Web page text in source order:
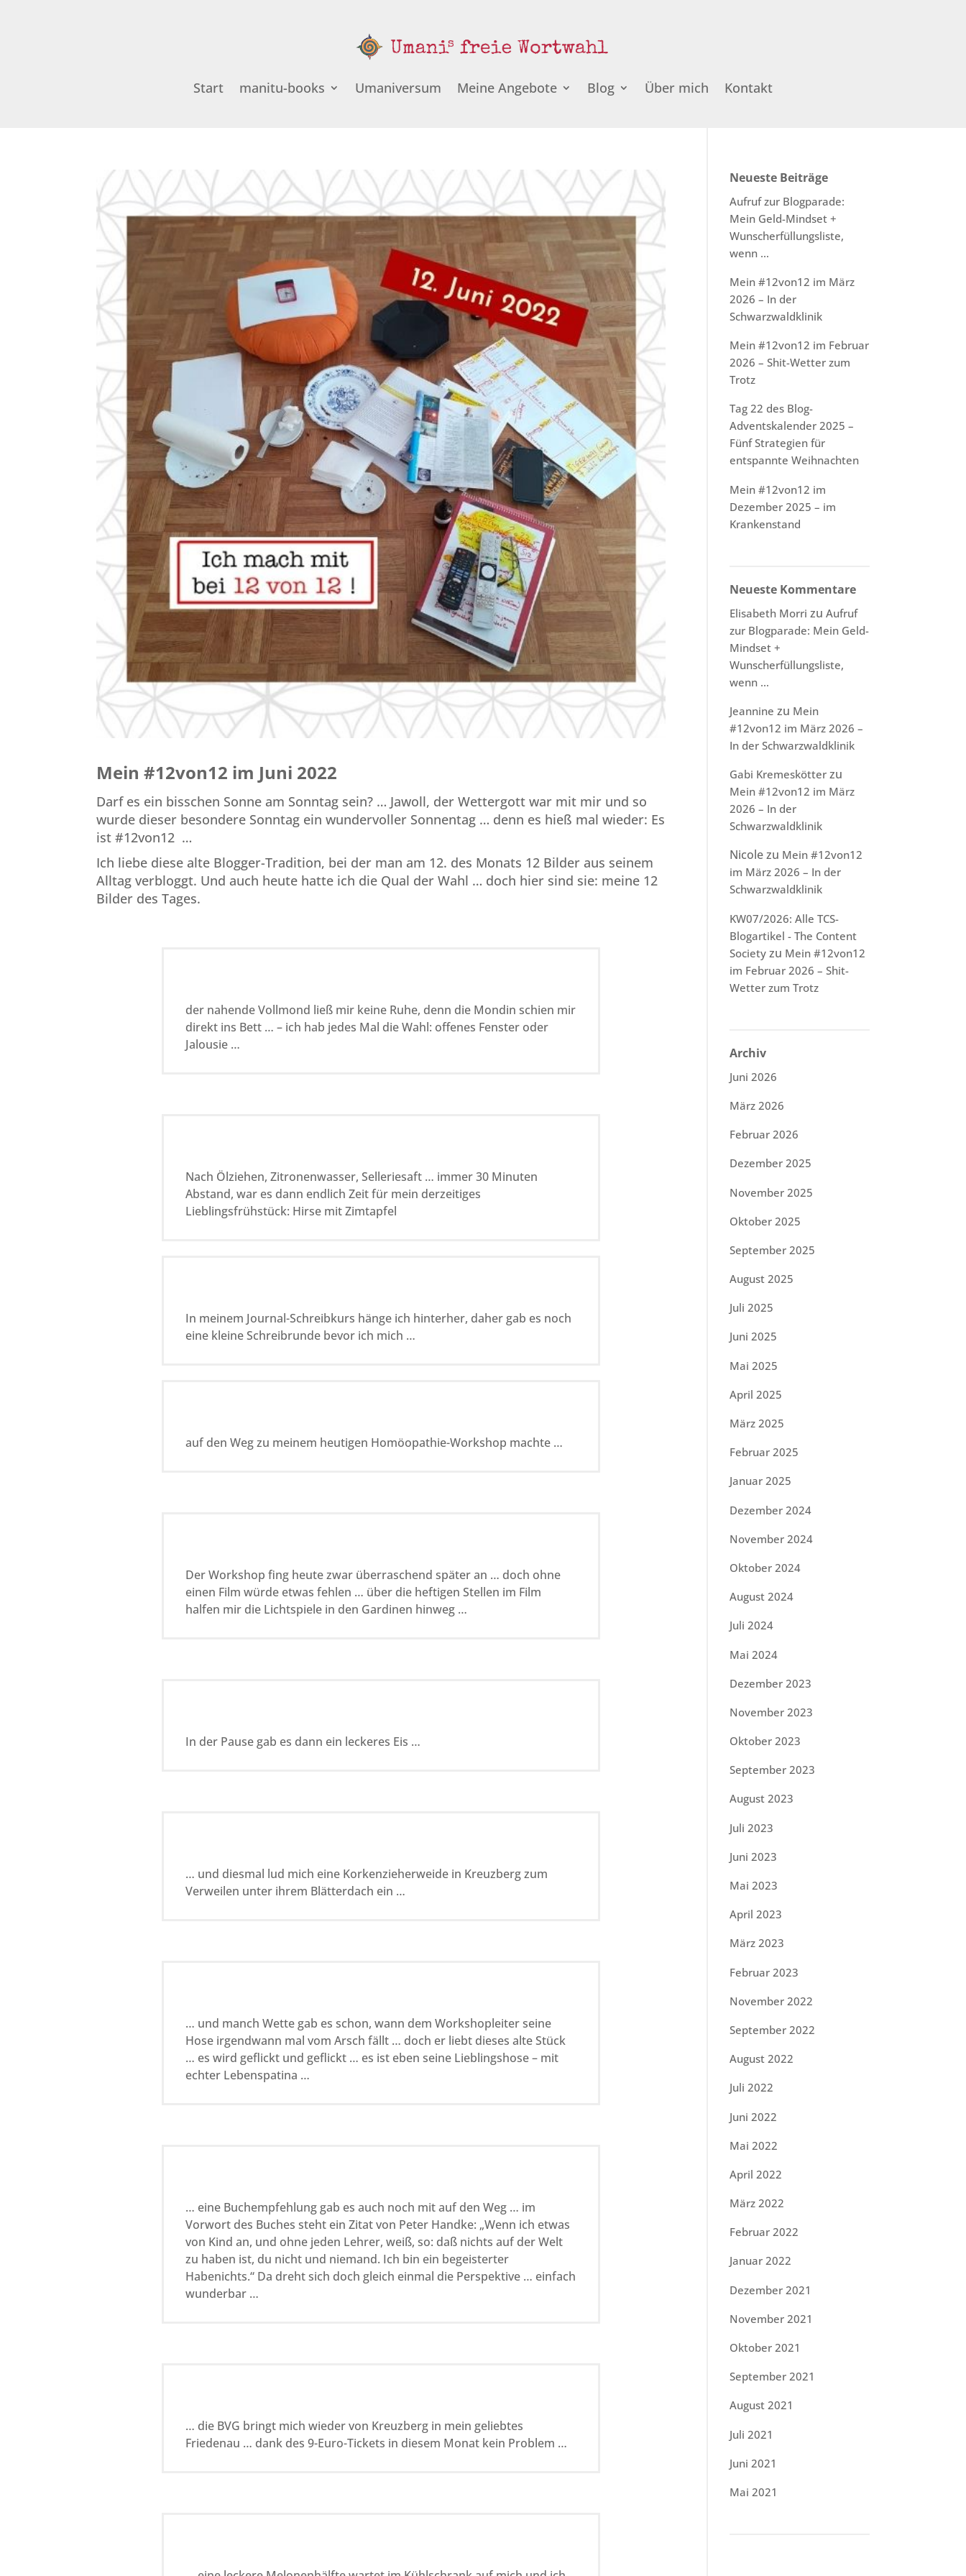
Start manitu-books Umaniversum Meine Angebote Blog Über mich Kontakt
Mein #12von12 im Juni 2022
Darf es ein bisschen Sonne am Sonntag sein? … Jawoll, der Wettergott war mit mir und so
wurde dieser besondere Sonntag ein wundervoller Sonnentag … denn es hieß mal wieder: Es
ist #12von12 …
Ich liebe diese alte Blogger-Tradition, bei der man am 12. des Monats 12 Bilder aus seinem
Alltag verbloggt. Und auch heute hatte ich die Qual der Wahl … doch hier sind sie: meine 12
Bilder des Tages.
der nahende Vollmond ließ mir keine Ruhe, denn die Mondin schien mir
direkt ins Bett … – ich hab jedes Mal die Wahl: offenes Fenster oder
Jalousie …
Nach Ölziehen, Zitronenwasser, Selleriesaft … immer 30 Minuten
Abstand, war es dann endlich Zeit für mein derzeitiges
Lieblingsfrühstück: Hirse mit Zimtapfel
In meinem Journal-Schreibkurs hänge ich hinterher, daher gab es noch
eine kleine Schreibrunde bevor ich mich …
auf den Weg zu meinem heutigen Homöopathie-Workshop machte …
Der Workshop fing heute zwar überraschend später an … doch ohne
einen Film würde etwas fehlen … über die heftigen Stellen im Film
halfen mir die Lichtspiele in den Gardinen hinweg …
In der Pause gab es dann ein leckeres Eis …
… und diesmal lud mich eine Korkenzieherweide in Kreuzberg zum
Verweilen unter ihrem Blätterdach ein …
… und manch Wette gab es schon, wann dem Workshopleiter seine
Hose irgendwann mal vom Arsch fällt … doch er liebt dieses alte Stück
… es wird geflickt und geflickt … es ist eben seine Lieblingshose – mit
echter Lebenspatina …
… eine Buchempfehlung gab es auch noch mit auf den Weg … im
Vorwort des Buches steht ein Zitat von Peter Handke: „Wenn ich etwas
von Kind an, und ohne jeden Lehrer, weiß, so: daß nichts auf der Welt
zu haben ist, du nicht und niemand. Ich bin ein begeisterter
Habenichts.“ Da dreht sich doch gleich einmal die Perspektive … einfach
wunderbar …
… die BVG bringt mich wieder von Kreuzberg in mein geliebtes
Friedenau … dank des 9-Euro-Tickets in diesem Monat kein Problem …
Neueste Beiträge
Aufruf zur Blogparade:
Mein Geld-Mindset +
Wunscherfüllungsliste,
wenn …
Mein #12von12 im März
2026 – In der
Schwarzwaldklinik
Mein #12von12 im Februar
2026 – Shit-Wetter zum
Trotz
Tag 22 des Blog-
Adventskalender 2025 –
Fünf Strategien für
entspannte Weihnachten
Mein #12von12 im
Dezember 2025 – im
Krankenstand
Neueste Kommentare
Elisabeth Morri zuAufruf
zur Blogparade: Mein Geld-
Mindset +
Wunscherfüllungsliste,
wenn …
Jeannine zu Mein
#12von12 im März 2026 –
In der Schwarzwaldklinik
Gabi Kremeskötter zu
Mein #12von12 im März
2026 – In der
Schwarzwaldklinik
Nicolezu Mein #12von12
im März 2026 – In der
Schwarzwaldklinik
KW07/2026: Alle TCS-
Blogartikel - The Content
Society zu Mein #12von12
im Februar 2026 – Shit-
Wetter zum Trotz
Archiv
Juni 2026
März 2026
Februar 2026
Dezember 2025
November 2025
Oktober 2025
September 2025
August 2025
Juli 2025
Juni 2025
Mai 2025
April 2025
März 2025
Februar 2025
Januar 2025
Dezember 2024
November 2024
Oktober 2024
August 2024
Juli 2024
Mai 2024
Dezember 2023
November 2023
Oktober 2023
September 2023
August 2023
Juli 2023
Juni 2023
Mai 2023
April 2023
März 2023
Februar 2023
November 2022
September 2022
August 2022
Juli 2022
Juni 2022
Mai 2022
April 2022
März 2022
Februar 2022
Januar 2022
Dezember 2021
November 2021
Oktober 2021
September 2021
August 2021
Juli 2021
Juni 2021
Mai 2021